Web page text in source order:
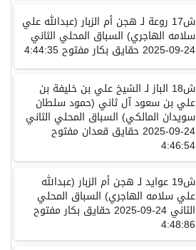
ش17 روعة لـ هجن أم الزبار (عبدالله علي
سلامه الهاجري) السباق المحلي الثاني
24-09-2025 حقايق بكار مفتوح 4:44:35
ش18 الباز لـ الشيخ علي بن خليفة بن
علي بن سعود آل ثاني (حمود سلطان
سويدان المالكي) السباق المحلي الثاني
24-09-2025 حقايق قعدان مفتوح
4:46:54
ش19 عوايد لـ هجن أم الزبار(عبدالله
علي سلامه الهاجري) السباق المحلي
الثاني حقايق بكار مفتوح
4:48:86